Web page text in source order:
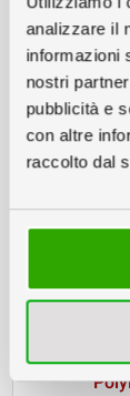
analizzare il
informazioni
nostri
pubblicità e
con altre
raccolto dal
Espositore
in
Ganci